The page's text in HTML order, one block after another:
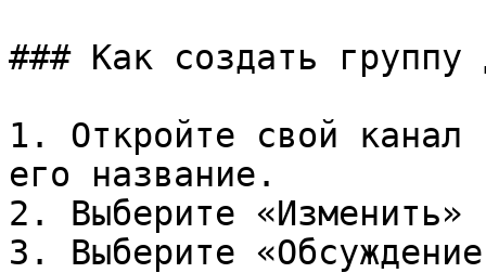
### Как создать группу
1. Откройте свой канал
его название.
2. Выберите
3. Выберите